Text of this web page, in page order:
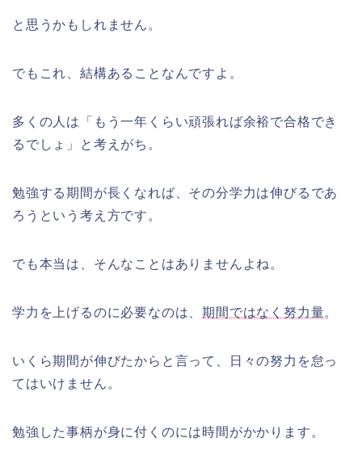
と思うかもしれません。
でもこれ、結構あることなんですよ。
多くの人は「もう一年くらい頑張れば余裕で合格でき
るでしょ」と考えがち。
勉強する期間が長くなれば、その分学力は伸びるであ
ろうという考え方です。
でも本当は、そんなことはありませんよね。
学力を上げるのに必要なのは、期間ではなく努力量。
いくら期間が伸びたからと言って、日々の努力を怠っ
てはいけません。
勉強した事柄が身に付くのには時間がかかります。